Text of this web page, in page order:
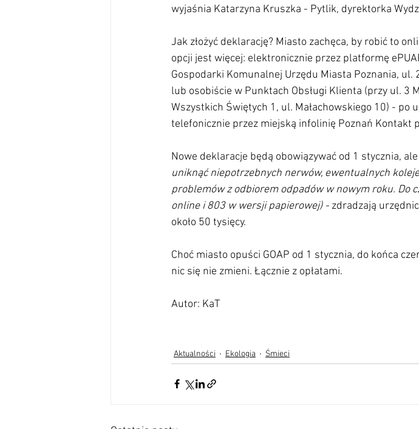
wyjaśnia Katarzyna Kruszka - Pytlik, dyrektorka
Jak złożyć deklarację? Miasto zachęca, by robić to
opcji jest więcej: elektronicznie przez platformę
Gospodarki Komunalnej Urzędu Miasta Poznania,
lub osobiście w Punktach Obsługi Klienta (przy ul. 3
Wszystkich Świętych 1, ul. Małachowskiego 10) -
telefonicznie przez miejską infolinię Poznań Kontakt
Nowe deklaracje będą obowiązywać od 1 stycznia,
uniknąć niepotrzebnych nerwów, ewentualnych
problemów z odbiorem odpadów w nowym roku. Do
online i 803 w wersji papierowej) - zdradzają
około 50 tysięcy.
Choć miasto opuści GOAP od 1 stycznia, do końca
nic się nie zmieni. Łącznie z opłatami.
Autor: KaT
Aktualności Ekologia Śmieci